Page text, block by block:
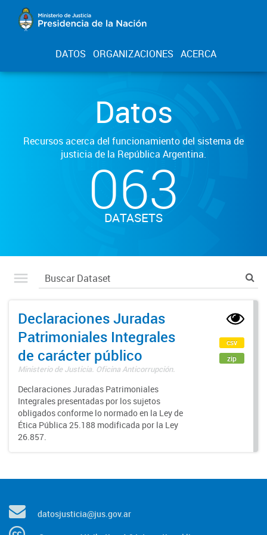
DATOS ORGANIZACIONES ACERCA
Datos
Recursos acerca del funcionamiento del sistema de
justicia de la República Argentina.
063
DATASETS
Declaraciones Juradas
Patrimoniales Integrales
de carácter público
Ministerio de Justicia. Oficina Anticorrupción.
Declaraciones Juradas Patrimoniales
Integrales presentadas por los sujetos
obligados conforme lo normado en la Ley de
Ética Pública 25.188 modificada por la Ley
26.857.
csv
zip
datosjusticia@jus.gov.ar